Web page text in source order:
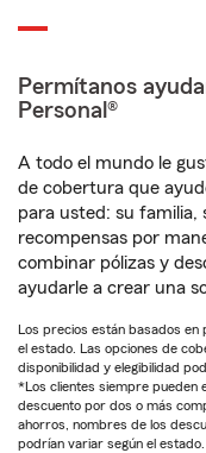
Permítanos
Personal®
A todo el mundo le
de cobertura que
para usted: su familia,
recompensas por
combinar pólizas y
ayudarle a crear una
Los precios están basados en
el estado. Las opciones de
disponibilidad y elegibilidad
*Los clientes siempre pueden
descuento por dos o más
ahorros, nombres de los
podrían variar según el estado.